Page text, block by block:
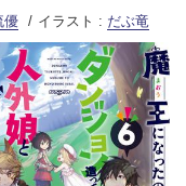
優 イラスト : だぶ竜